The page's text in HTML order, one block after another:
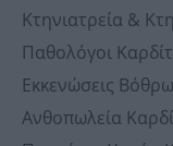
Κτηνιατρεία &
Παθολόγοι
Εκκενώσεις
Ανθοπωλεία